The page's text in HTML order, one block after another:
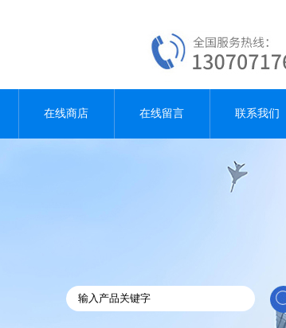
在线商店 在线留言 联系我们